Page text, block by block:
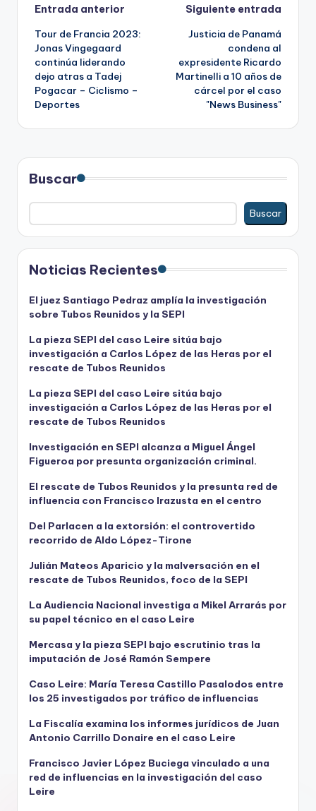
Navegación
de
entradas
Entrada anterior
Tour de Francia 2023:
Jonas Vingegaard
continúa liderando
dejo atras a Tadej
Pogacar – Ciclismo –
Deportes
Siguiente entrada
Justicia de Panamá
condena al
expresidente Ricardo
Martinelli a 10 años de
cárcel por el caso
"News Business"
Buscar
Buscar
Noticias Recientes
El juez Santiago Pedraz amplía la investigación
sobre Tubos Reunidos y la SEPI
La pieza SEPI del caso Leire sitúa bajo
investigación a Carlos López de las Heras por el
rescate de Tubos Reunidos
La pieza SEPI del caso Leire sitúa bajo
investigación a Carlos López de las Heras por el
rescate de Tubos Reunidos
Investigación en SEPI alcanza a Miguel Ángel
Figueroa por presunta organización criminal.
El rescate de Tubos Reunidos y la presunta red de
influencia con Francisco Irazusta en el centro
Del Parlacen a la extorsión: el controvertido
recorrido de Aldo López-Tirone
Julián Mateos Aparicio y la malversación en el
rescate de Tubos Reunidos, foco de la SEPI
La Audiencia Nacional investiga a Mikel Arrarás por
su papel técnico en el caso Leire
Mercasa y la pieza SEPI bajo escrutinio tras la
imputación de José Ramón Sempere
Caso Leire: María Teresa Castillo Pasalodos entre
los 25 investigados por tráfico de influencias
La Fiscalía examina los informes jurídicos de Juan
Antonio Carrillo Donaire en el caso Leire
Francisco Javier López Buciega vinculado a una
red de influencias en la investigación del caso
Leire